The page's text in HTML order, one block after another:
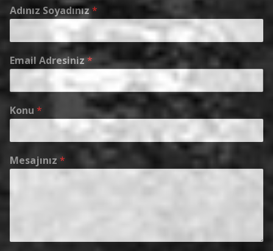
Adınız Soyadınız*
Email Adresiniz*
Konu *
Mesajınız *